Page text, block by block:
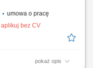
umowa o pracę
aplikuj bez CV
pokaż opis